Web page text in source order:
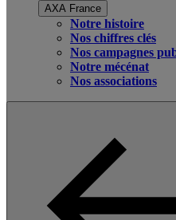
AXA France
Notre histoire
Nos chiffres clés
Nos campagnes
Notre mécénat
Nos associations